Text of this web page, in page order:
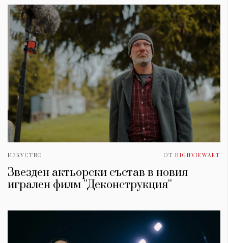
ИЗКУСТВО ОТ HIGHVIEWART
Звезден актьорски състав в новия
игрален филм ''Деконструкция''